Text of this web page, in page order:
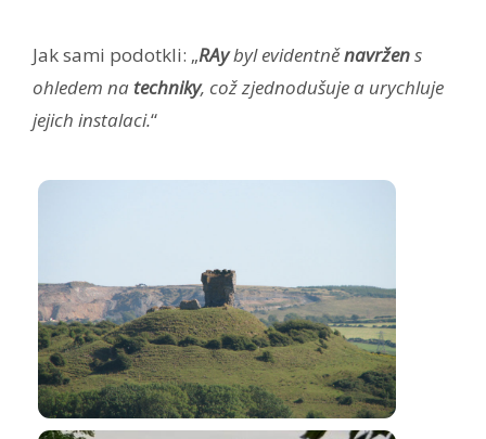
Jak sami podotkli: „RAybyl evidentněnavržens
ohledem natechniky, což zjednodušuje a urychluje
jejich instalaci.“